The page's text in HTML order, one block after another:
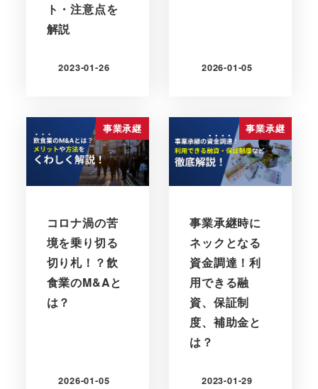
ト・注意点を
解説
更新日
2023-01-26
更新日
2026-01-05
事業承継
コロナ渦の苦
境を乗り切る
切り札！？飲
食業のM&Aと
は？
2026-01-05
事業承継
事業承継時に
ネックとなる
資金調達！利
用できる融
資、保証制
度、補助金と
は？
2023-01-29